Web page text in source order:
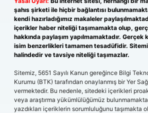
şahıs şirketi ile hiçbir bağlantısı
kendi hazırladığımız makaleler
içerikler haber niteliği taşımamakta olup,
hakkında paylaşım yapılmamaktadır. Gerçek
isim benzerlikleri tamamen tesadüfidir.
halindedir ve tavsiye niteliği taşımazlar.
Sitemiz, 5651 Sayılı Kanun gereğince Bilgi
Kurumu (BTK) tarafından onaylanmış bir Yer
vermektedir. Bu nedenle, sitedeki içerikleri
veya araştırma yükümlülüğümüz
yazdıkları içeriklerin sorumluluğunu taşımakta